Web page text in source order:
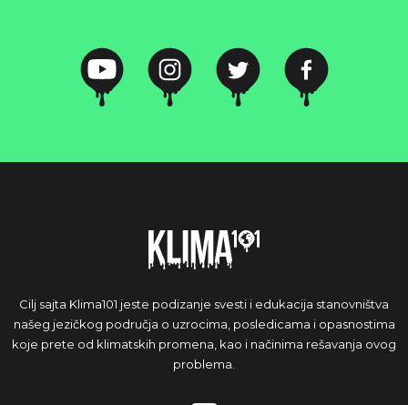
Cilj sajta Klima101 jeste podizanje svesti i edukacija stanovništva
našeg jezičkog područja o uzrocima, posledicama i opasnostima
koje prete od klimatskih promena, kao i načinima rešavanja ovog
problema.